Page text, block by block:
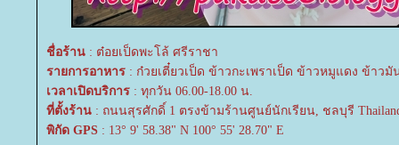
ชื่อร้าน : ต๋อยเป็ดพะโล้ ศรีราชา
รายการอาหาร : ก๋วยเตี๋ยวเป็ด ข้าวกะเพราเป็ด ข้าวหมูแดง ข้าวมั
เวลาเปิดบริการ : ทุกวัน 06.00-18.00 น.
ที่ตั้งร้าน : ถนนสุรศักดิ์ 1 ตรงข้ามร้านศูนย์นักเรียน, ชลบุรี
พิกัด GPS : 13° 9' 58.38" N 100° 55' 28.70" E